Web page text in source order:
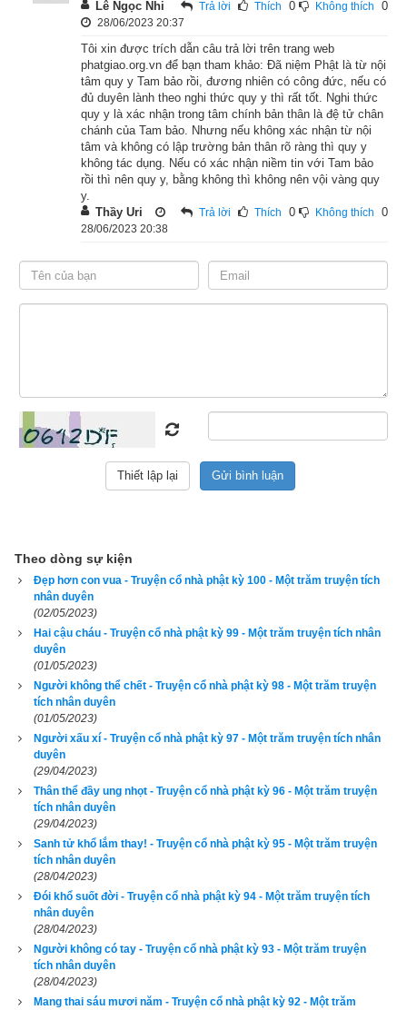
tử, mà chẳng hề nói giá đòi tiền. Nay sao ngươi lại buộc ta
phải nói giá trước rồi mới đưa người qua sông?”
Đức Phật thuyết đủ mọi lẽ với người lái đò như vậy, mà ông ta
vẫn ngoan ngạnh, chẳng chịu đưa người qua sông. Bấy giờ,
nơi mé sông phía dưới gần đó, có một ông lái đò khác, nghe
được những điều Phật nói, lòng sinh vui mừng, mới đến bạch
Phật rằng: “Nay con xin vì Phật mà đưa chư vị tỳ-kheo sang
sông.” Phật liền nhận lời.
thuyền mà đưa sang sông. Khi ấy, các vị tỳ-kheo mới hiện
thần biến, có người bay lên hư không, có người bay ra giữa
chưa từng có, đều làm lễ Phật và chư tăng. Phật liền vì mọi
người mà thuyết pháp. Nghe pháp rồi, tâm ý khai mở, đều
được đắc quả Tu-đà-hoàn.
Bấy giờ, người lái đò lúc nãy đòi nói giá trước, giờ thấy người
phục xuống chí thành lễ bái, cầu sám hối với Phật. Lại xin
thỉnh Phật và chư tăng về nhà dự lễ cúng dường. Phật liền
nhận lời.
Người lái đò được Phật nhận lời, liền quay về nhà sắp sửa lễ
cúng dường trang nghiêm, đủ các món ngon lạ, tinh sạch, đủ
trăm mùi vị, tự thân lo lắng mọi việc, cúng dường Phật và chư
tỳ-kheo tăng.
Lễ cúng dường xong, người liền sắp đặt một chỗ ngồi ở gần
nơi Phật mà xin được nghe pháp. Khi ấy Phật vì người lái đò
mà thuyết pháp. Ông nghe xong rồi tâm ý khai mở, mới phát
lời đại nguyện rằng: “Con nay nhờ công đức cúng dường này,
nguyện trong đời vị lai sẽ thành chánh giác, độ khắp chúng
sanh, giống như Phật ngày nay không khác.”
Khi ông phát nguyện như vậy rồi thì đức Thế Tôn liền mỉm
cười, từ nơi trán, giữa hai lông mày phóng ra một đạo hào
quang năm sắc chiếu khắp thế giới, hóa hiện đủ các màu sắc,
bay quanh Phật ba vòng rồi lại theo chỗ trên trán Phật mà bay
trở vào.
Lê Ngọc Nhi Trả lời Thích 0 Không thích 0
28/06/2023 20:37
Tôi xin được trích dẫn câu trả lời trên trang web
phatgiao.org.vn để bạn tham khảo: Đã niệm Phật là từ nội
tâm quy y Tam bảo rồi, đương nhiên có công đức, nếu có
đủ duyên lành theo nghi thức quy y thì rất tốt. Nghi thức
quy y là xác nhận trong tâm chính bản thân là đệ tử chân
chánh của Tam bảo. Nhưng nếu không xác nhận từ nội
tâm và không có lập trường bản thân rõ ràng thì quy y
không tác dụng. Nếu có xác nhận niềm tin với Tam bảo
rồi thì nên quy y, bằng không thì không nên vội vàng quy
y.
Thầy Uri
Trả lời Thích 0 Không thích 0
28/06/2023 20:38
Theo dòng sự kiện
Đẹp hơn con vua - Truyện cổ nhà phật kỳ 100 - Một trăm truyện tích
nhân duyên
(02/05/2023)
Hai cậu cháu - Truyện cổ nhà phật kỳ 99 - Một trăm truyện tích nhân
duyên
(01/05/2023)
Người không thể chết - Truyện cổ nhà phật kỳ 98 - Một trăm truyện
tích nhân duyên
(01/05/2023)
Người xấu xí - Truyện cổ nhà phật kỳ 97 - Một trăm truyện tích nhân
duyên
(29/04/2023)
Thân thể đầy ung nhọt - Truyện cổ nhà phật kỳ 96 - Một trăm truyện
tích nhân duyên
(29/04/2023)
Sanh tử khổ lắm thay! - Truyện cổ nhà phật kỳ 95 - Một trăm truyện
tích nhân duyên
(28/04/2023)
Đói khổ suốt đời - Truyện cổ nhà phật kỳ 94 - Một trăm truyện tích
nhân duyên
(28/04/2023)
Người không có tay - Truyện cổ nhà phật kỳ 93 - Một trăm truyện
tích nhân duyên
(28/04/2023)
Mang thai sáu mươi năm - Truyện cổ nhà phật kỳ 92 - Một trăm